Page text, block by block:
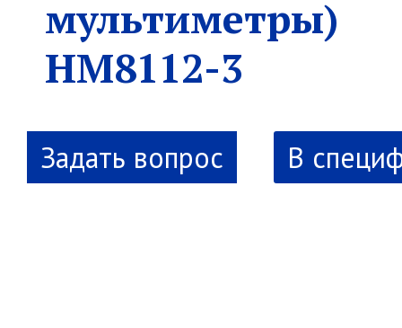
мультиметры)
НМ8112-3
В